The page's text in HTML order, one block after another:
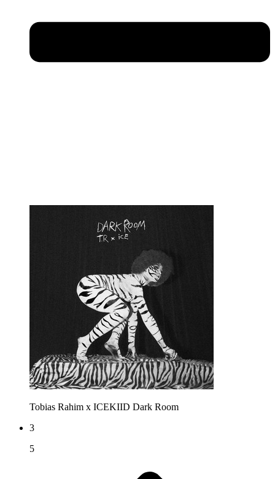
Tobias Rahim x ICEKIID Dark Room
3
5